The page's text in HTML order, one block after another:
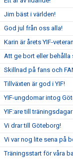
Jim bäst i världen!
God jul från oss alla!
Karin är årets YIF-
Att ge bort eller behålla
Skillnad på fans och
Tillväxten är god i YIF!
YIF-ungdomar intog
YIF:are till
Vi drar till Göteborg!
Vi var nog lite sena på
Träningsstart för våra